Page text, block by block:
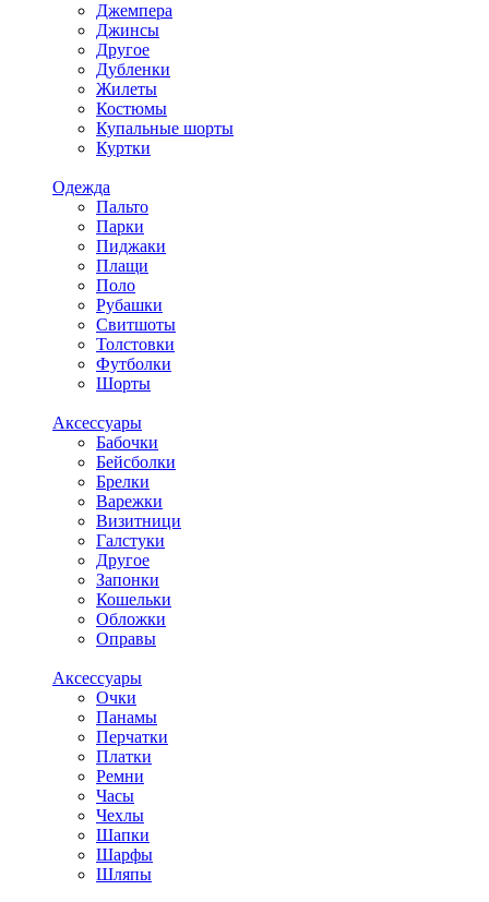
Джемпера
Джинсы
Другое
Дубленки
Жилеты
Костюмы
Купальные шорты
Куртки
Одежда
Пальто
Парки
Пиджаки
Плащи
Поло
Рубашки
Свитшоты
Толстовки
Футболки
Шорты
Аксессуары
Бабочки
Бейсболки
Брелки
Варежки
Визитници
Галстуки
Другое
Запонки
Кошельки
Обложки
Оправы
Аксессуары
Очки
Панамы
Перчатки
Платки
Ремни
Часы
Чехлы
Шапки
Шарфы
Шляпы